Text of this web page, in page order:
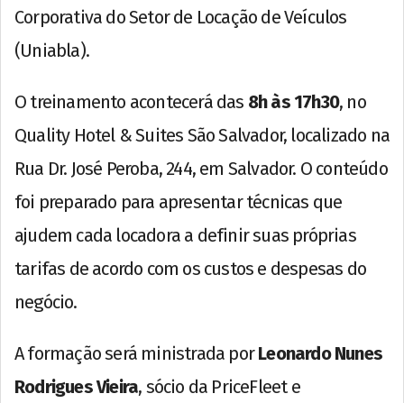
Corporativa do Setor de Locação de Veículos
(Uniabla).
O treinamento acontecerá das 8h às 17h30, no
Quality Hotel & Suites São Salvador, localizado na
Rua Dr. José Peroba, 244, em Salvador. O conteúdo
foi preparado para apresentar técnicas que
ajudem cada locadora a definir suas próprias
tarifas de acordo com os custos e despesas do
negócio.
A formação será ministrada porLeonardo Nunes
Rodrigues Vieira, sócio da PriceFleet e